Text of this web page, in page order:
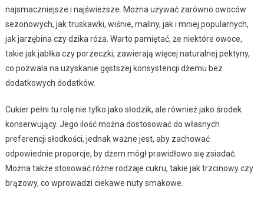
najsmaczniejsze i najświeższe. Można używać zarówno owoców
sezonowych, jak truskawki, wiśnie, maliny, jak i mniej popularnych,
jak jarzębina czy dzika róża. Warto pamiętać, że niektóre owoce,
takie jak jabłka czy porzeczki, zawierają więcej naturalnej pektyny,
co pozwala na uzyskanie gęstszej konsystencji dżemu bez
dodatkowych dodatków.
Cukier pełni tu rolę nie tylko jako słodzik, ale również jako środek
konserwujący. Jego ilość można dostosować do własnych
preferencji słodkości, jednak ważne jest, aby zachować
odpowiednie proporcje, by dżem mógł prawidłowo się zsiadać.
Można także stosować różne rodzaje cukru, takie jak trzcinowy czy
brązowy, co wprowadzi ciekawe nuty smakowe.